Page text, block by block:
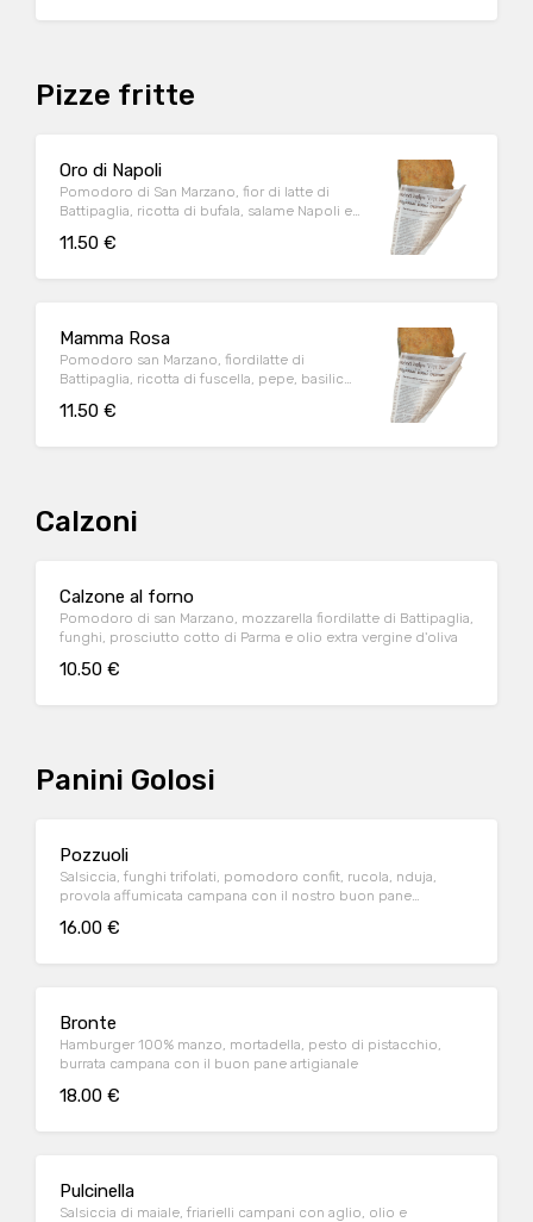
Pizze fritte
Oro di Napoli
Pomodoro di San Marzano, fior di latte di
Battipaglia, ricotta di bufala, salame Napoli e
11.50 €
Mamma Rosa
Pomodoro san Marzano, fiordilatte di
Battipaglia, ricotta di fuscella, pepe, basilico
11.50 €
Calzoni
Calzone al forno
Pomodoro di san Marzano, mozzarella fiordilatte di Battipaglia,
funghi, prosciutto cotto di Parma e olio extra vergine d'oliva
10.50 €
Panini Golosi
Pozzuoli
Salsiccia, funghi trifolati, pomodoro confit, rucola, nduja,
provola affumicata campana con il nostro buon pane
16.00 €
Bronte
Hamburger 100% manzo, mortadella, pesto di pistacchio,
burrata campana con il buon pane artigianale
18.00 €
Pulcinella
Salsiccia di maiale, friarielli campani con aglio, olio e